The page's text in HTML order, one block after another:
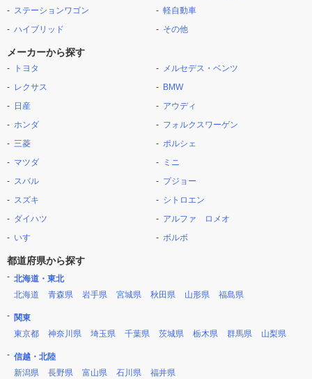
ステーションワゴン
ハイブリッド
軽自動車
その他
メーカーから探す
トヨタ
レクサス
日産
ホンダ
三菱
マツダ
スバル
スズキ
ダイハツ
いすゞ
メルセデス・ベンツ
BMW
アウディ
フォルクスワーゲン
ポルシェ
ミニ
プジョー
シトロエン
アルファ ロメオ
ボルボ
都道府県から探す
北海道・東北
北海道
青森県 岩手県 宮城県 秋田県 山形県 福島県
関東
東京都
神奈川県 埼玉県 千葉県 茨城県 栃木県 群馬県 山梨県
信越・北陸
新潟県
長野県 富山県 石川県 福井県